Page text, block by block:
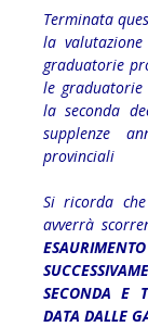
Terminata
la
graduatorie
le graduatorie
la seconda
supplenze
provinciali
Si ricorda
avverrà
SECONDA E
DATA DALLE